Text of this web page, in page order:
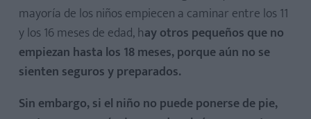
mayoría de los niños empiecen a caminar entre los 11
y los 16 meses de edad, hay otros pequeños que no
empiezan hasta los 18 meses, porque aún no se
sienten seguros y preparados.
Sin embargo, si el niño no puede ponerse de pie,